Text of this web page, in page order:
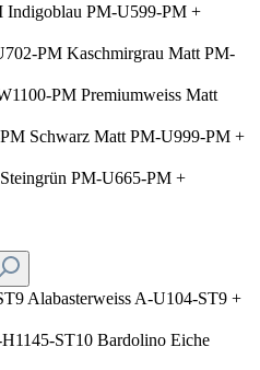
Indigoblau PM-U599-PM +
Kaschmirgrau Matt PM-
Premiumweiss Matt
Schwarz Matt PM-U999-PM +
Steingrün PM-U665-PM +
Alabasterweiss A-U104-ST9 +
Bardolino Eiche